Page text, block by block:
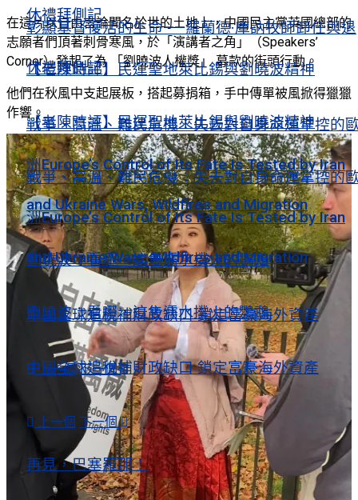
休禮拜側記
【老陳時評】民運聖地萊比錫與劉曉波精神
戰爭、高溫、難民危機：失去對自身命運掌控的
洲Europe’s Control of Its Fate Is Tested by Iran
and Ukraine Wars, Wildfires and Migration
劉曉波：看哪，這隻濡水撲火的鸚鵡
中國全球追稅補財政缺口 鎖定富豪海外資產
上一個 下一個
歐洲風情
再見，巴塞羅那！
彰顯基督復活的生命——羅蘭德·庫訥牧師卸任與退
休禮拜側記
【老陳時評】民運聖地萊比錫與劉曉波精神
戰爭、高溫、難民危機：失去對自身命運掌控的
洲Europe’s Control of Its Fate Is Tested by Iran
and Ukraine Wars, Wildfires and Migration
劉曉波：看哪，這隻濡水撲火的鸚鵡
中國全球追稅補財政缺口 鎖定富豪海外資產
上一個 下一個
歐洲風情
在這片以自由言論聞名於世的土地上，中國民主黨英國總部的
志願者們頂著刺骨寒風，於「演講者之角」（Speakers’
Corner）發起了為 「劉曉波人權獎」 募款的街頭行動。
他們在秋風中支起展板，搭起募捐箱，手中傳單被風掀得獵獵
作響。